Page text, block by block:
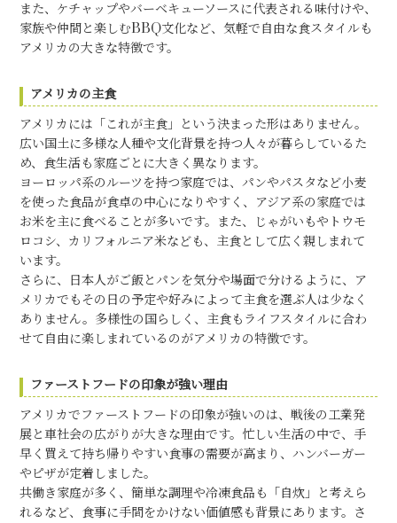
また、ケチャップやバーベキューソースに代表される味付けや、
家族や仲間と楽しむBBQ文化など、気軽で自由な食スタイルも
アメリカの大きな特徴です。
アメリカの主食
アメリカには「これが主食」という決まった形はありません。
広い国土に多様な人種や文化背景を持つ人々が暮らしているた
め、食生活も家庭ごとに大きく異なります。
ヨーロッパ系のルーツを持つ家庭では、パンやパスタなど小麦
を使った食品が食卓の中心になりやすく、アジア系の家庭では
お米を主に食べることが多いです。また、じゃがいもやトウモ
ロコシ、カリフォルニア米なども、主食として広く親しまれて
います。
さらに、日本人がご飯とパンを気分や場面で分けるように、ア
メリカでもその日の予定や好みによって主食を選ぶ人は少なく
ありません。多様性の国らしく、主食もライフスタイルに合わ
せて自由に楽しまれているのがアメリカの特徴です。
ファーストフードの印象が強い理由
アメリカでファーストフードの印象が強いのは、戦後の工業発
展と車社会の広がりが大きな理由です。忙しい生活の中で、手
早く買えて持ち帰りやすい食事の需要が高まり、ハンバーガー
やピザが定着しました。
共働き家庭が多く、簡単な調理や冷凍食品も「自炊」と考えら
れるなど、食事に手間をかけない価値感も背景にあります。さ